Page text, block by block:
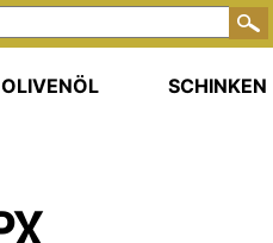
OLIVENÖL SCHINKEN